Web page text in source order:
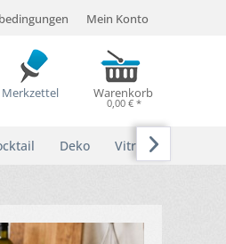
Merkzettel
Mein Konto
Warenkorb
0,00 € *
Deko Vitrinen
